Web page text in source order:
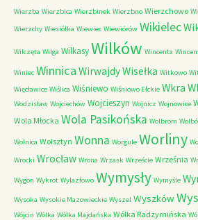
Wierzba Wierzbica Wierzbinek Wierzbno Wierzchowo
Wierzchy Wiesiółka Wiewiec Wiewiórów Wikielec
Wilczęta Wilga WilkasyWilków Wincenta
Winiec Winnica WirwajdyWisełka Witkowo
Więcławice Wiślica Wiśniewo Wiśniowo Ełckie Wkra
Wodzisław Wojciechów Wojcieszyn Wojnicz Wojnowice
Wola Młocka Wola Pasikońska Wolbrom
Wolnica Wolsztyn Wonna Worgule Worliny
Wrocki Wrocław Wrona Wrzask Wrzeście Września
Wygon Wykrot Wylazłowo Wymysły Wymyśle
Wysoka Wysokie Mazowieckie Wyszel Wyszków
Wójcin Wólka Wólka Majdańska Wólka Radzymińska